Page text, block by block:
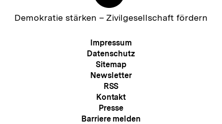
Zur
Demokratie stärken – Zivilgesellschaft fördern
Meta-
Navigation
Impressum
Datenschutz
Sitemap
Newsletter
RSS
Kontakt
Presse
Barriere melden